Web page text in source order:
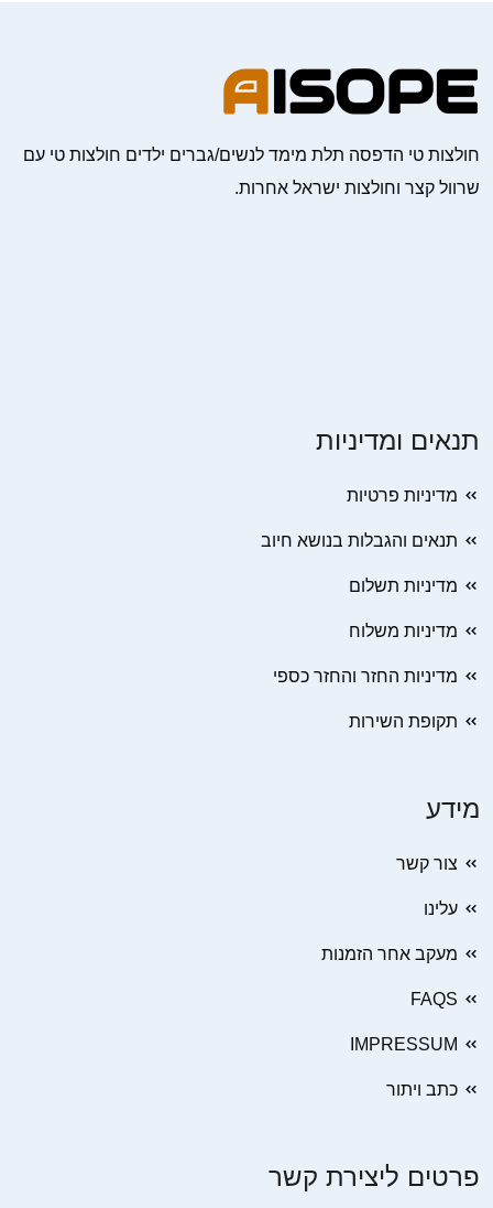
חולצות טי הדפסה תלת מימד לנשים/גברים ילדים חולצות טי עם
שרוול קצר וחולצות ישראל אחרות.
תנאים ומדיניות
מדיניות פרטיות
תנאים והגבלות בנושא חיוב
מדיניות תשלום
מדיניות משלוח
מדיניות החזר והחזר כספי
תקופת השירות
מידע
צור קשר
עלינו
מעקב אחר הזמנות
FAQS
IMPRESSUM
כתב ויתור
פרטים ליצירת קשר